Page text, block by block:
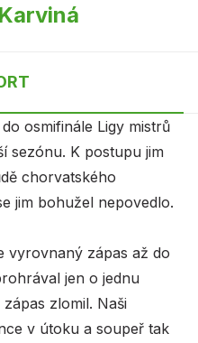
osmifinále Ligy mistrů
sezónu. K postupu jim
chorvatského
jim bohužel nepovedlo.
vyrovnaný zápas až do
jen o jednu
zlomil. Naši
v útoku a soupeř tak